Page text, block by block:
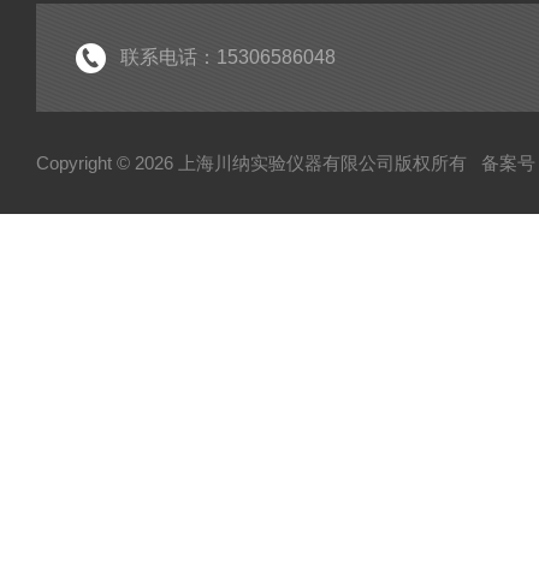
联系电话：15306586048
Copyright © 2026 上海川纳实验仪器有限公司版权所有 备案号